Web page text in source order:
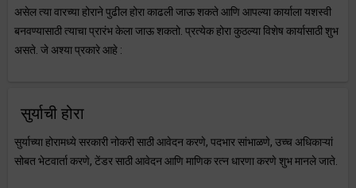
असेल त्या वारच्या होराने पुढील होरा काढली जाऊ शकते आणि आपल्या कार्याला यशस्वी
बनवण्यासाठी त्याचा प्रारंभ केला जाऊ शकतो. प्रत्येक होरा कुठल्या विशेष कार्यासाठी शुभ
असते. जे अश्या प्रकारे आहे :
सुर्याची होरा
सुर्याच्या होरामध्ये सरकारी नोकरी साठी आवेदन करणे, पदभार सांभाळणे, उच्च अधिकाऱ्यां
सोबत भेटवार्ता करणे, टेंडर साठी आवेदन आणि माणिक रत्न धारणा करणे शुभ मानले जाते.